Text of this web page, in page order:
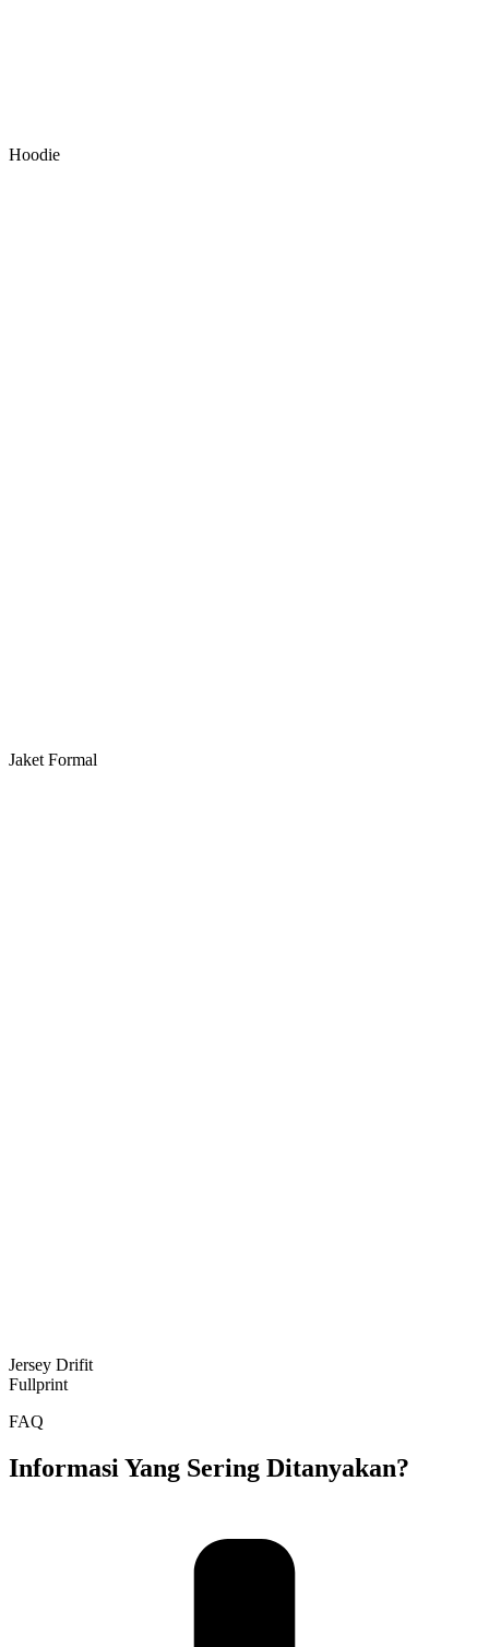
Hoodie
Jaket Formal
Jersey Drifit
Fullprint
FAQ
Informasi Yang Sering Ditanyakan?